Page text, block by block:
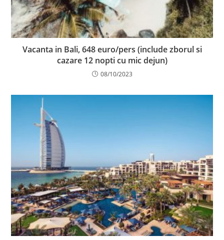
Vacanta in Bali, 648 euro/pers (include zborul si
cazare 12 nopti cu mic dejun)
08/10/2023